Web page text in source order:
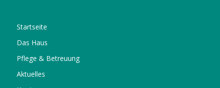
Startseite
Das Haus
Pflege & Betreuung
Aktuelles